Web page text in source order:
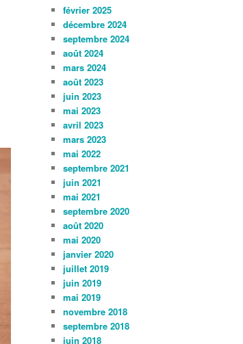
février 2025
décembre 2024
septembre 2024
août 2024
mars 2024
août 2023
juin 2023
mai 2023
avril 2023
mars 2023
mai 2022
septembre 2021
juin 2021
mai 2021
septembre 2020
août 2020
mai 2020
janvier 2020
juillet 2019
juin 2019
mai 2019
novembre 2018
septembre 2018
juin 2018